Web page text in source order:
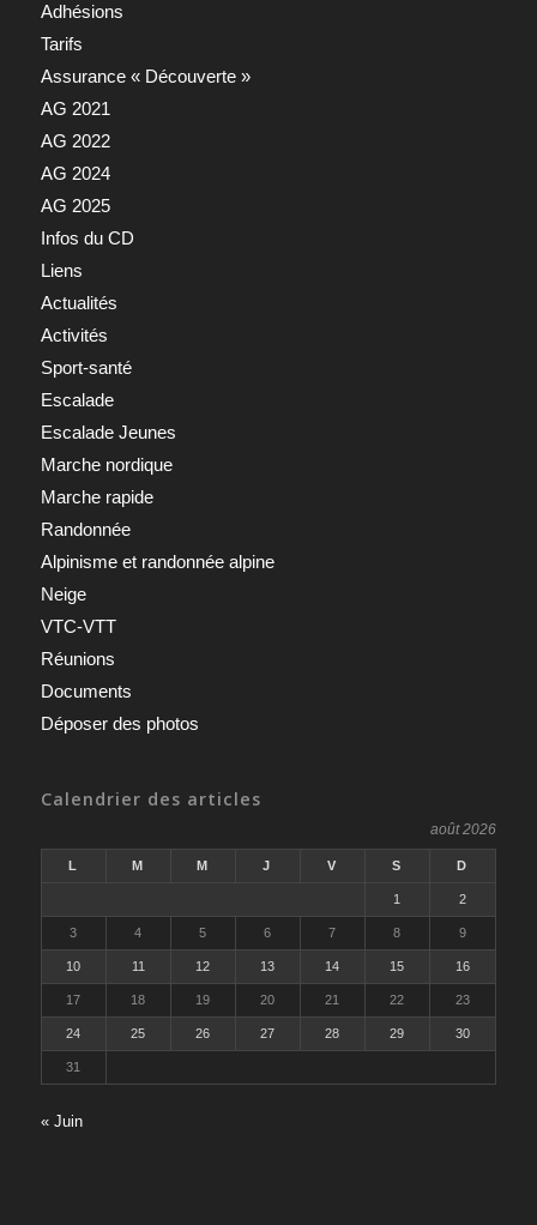
Adhésions
Tarifs
Assurance « Découverte »
AG 2021
AG 2022
AG 2024
AG 2025
Infos du CD
Liens
Actualités
Activités
Sport-santé
Escalade
Escalade Jeunes
Marche nordique
Marche rapide
Randonnée
Alpinisme et randonnée alpine
Neige
VTC-VTT
Réunions
Documents
Déposer des photos
Calendrier des articles
août 2026
L M M J V S D
1 2
3 4 5 6 7 8 9
10 11 12 13 14 15 16
17 18 19 20 21 22 23
24 25 26 27 28 29 30
31
« Juin